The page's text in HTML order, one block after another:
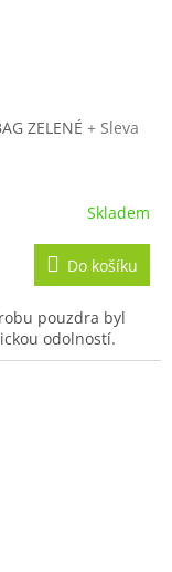
ZELENÉ + Sleva
Skladem
Do košíku
pouzdra byl
odolností.